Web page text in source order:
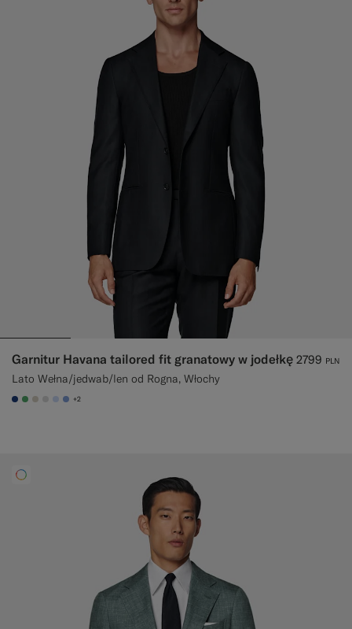
Garnitur Havana tailored fit granatowy w jodełkę
Lato Wełna/jedwab/len od Rogna, Włochy
2799 PLN
#1C3D7A
#50AA6A
#D7D1C3
#D9DADA
#CCDCF9
#82A1DC
+2